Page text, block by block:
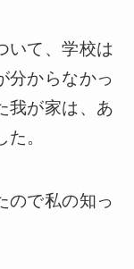
いて、学校は
分からなかっ
我が家は、あ
。
ので私の知っ